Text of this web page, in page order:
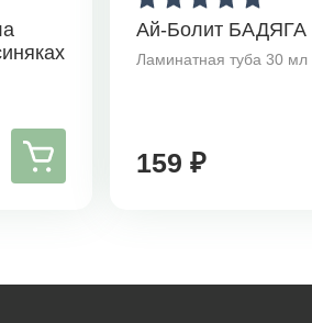
Ай-Болит БАДЯГА
Ламинатная туба 30 мл
159 ₽